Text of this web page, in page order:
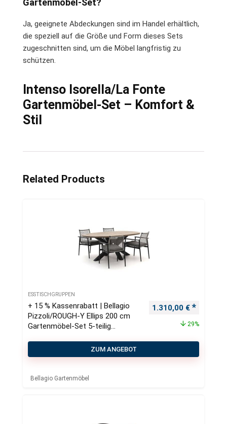
Ja, geeignete Abdeckungen sind im Handel erhältlich,
die speziell auf die Größe und Form dieses Sets
zugeschnitten sind, um die Möbel langfristig zu
schützen.
Intenso Isorella/La Fonte
Gartenmöbel-Set – Komfort &
Stil
Related Products
ESSTISCHGRUPPEN
+ 15 % Kassenrabatt | Bellagio
Pizzoli/ROUGH-Y Ellips 200 cm
Gartenmöbel-Set 5-teilig
Ursprünglicher
1.310,00 €
29%
ZUM ANGEBOT
Bellagio Gartenmöbel